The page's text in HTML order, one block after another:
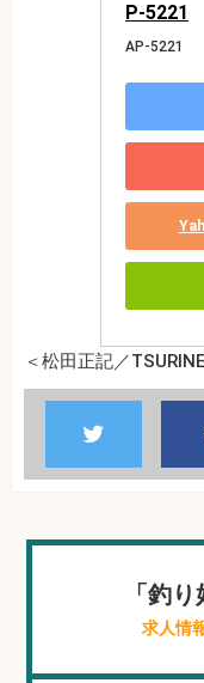
P-5221
AP-5221
＜松田正記／
「釣
求人情